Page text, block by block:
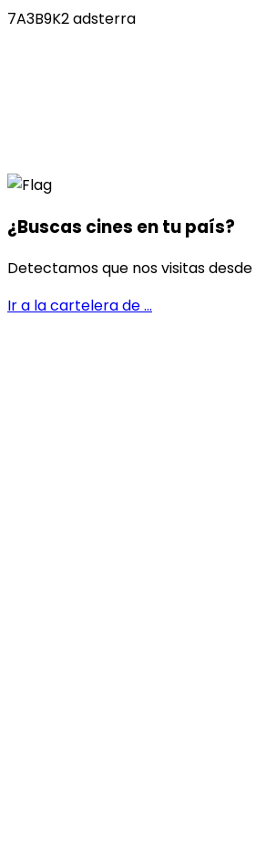
7A3B9K2 adsterra
¿Buscas cines entu país?
Detectamos que nos visitas desde
Ir a la cartelera de...